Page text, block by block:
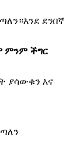
ደንበኛ
ምንም ችግር
ያሳውቁን እና